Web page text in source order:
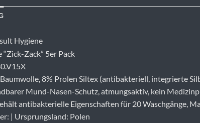
Hygiene
“Zick-Zack” 5er Pack
8% Prolen Siltex (antibakteriell, integrierte
Mund-Nasen-Schutz, atmungsaktiv, kein
antibakterielle Eigenschaften für 20 Waschgänge,
| Ursprungsland: Polen